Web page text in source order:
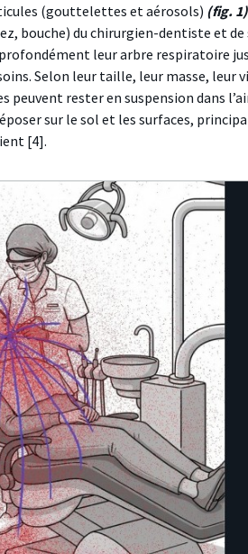
(gouttelettes et aérosols) (fig. 1)
bouche) du chirurgien-dentiste et
leur arbre respiratoire
Selon leur taille, leur masse, leur
rester en suspension dans
sur le sol et les surfaces,
[4].